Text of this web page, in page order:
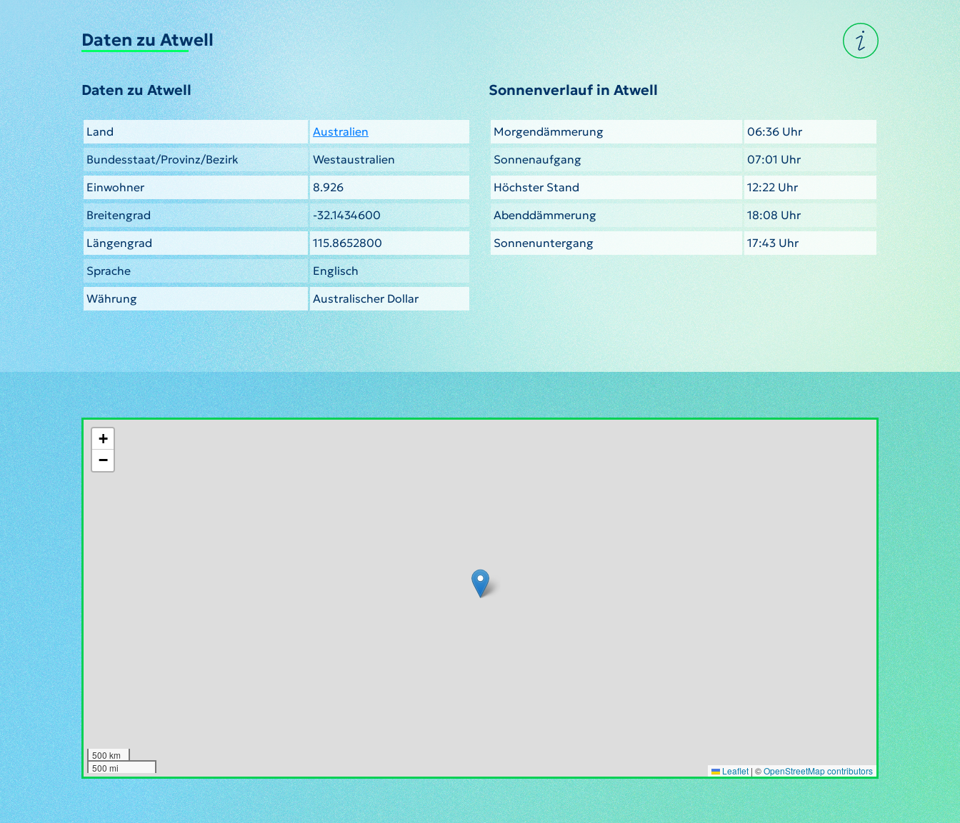
Daten zu Atwell
Daten zu Atwell
Land
Australien
Bundesstaat/Provinz/Bezirk
Westaustralien
Einwohner
8.926
Breitengrad
-32.1434600
Längengrad
115.8652800
Sprache
Englisch
Währung
Australischer Dollar
Sonnenverlauf in Atwell
Morgendämmerung
06:36 Uhr
Sonnenaufgang
07:01 Uhr
Höchster Stand
12:22 Uhr
Abenddämmerung
18:08 Uhr
Sonnenuntergang
17:43 Uhr
+
−
500 km
500 mi
Leaflet | ©OpenStreetMap contributors